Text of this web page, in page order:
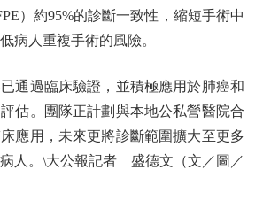
）約95%的診斷一致性，縮短手術中
病人重複手術的風險。
過臨床驗證，並積極應用於肺癌和
估。團隊正計劃與本地公私營醫院合
應用，未來更將診斷範圍擴大至更多
人。\大公報記者 盛德文（文／圖／